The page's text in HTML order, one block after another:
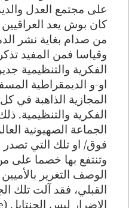
على مجتمع العدل
كان بوش يعد العراقيين
من صدام بغاية نشر
وقياسا فمن المفيد
الفكرية والتنظيمية
او-و الديمقراطية
المجازية الذاهبة في
الفكرية والتنظيمية.
الجماعة الصهيونية
فوق/ او تلك التي تصدر
وتنتفع بها خصما على
الوصف التغرير
القبلي، فقد آلت تلك
الاضرار ليس الجنتايل (